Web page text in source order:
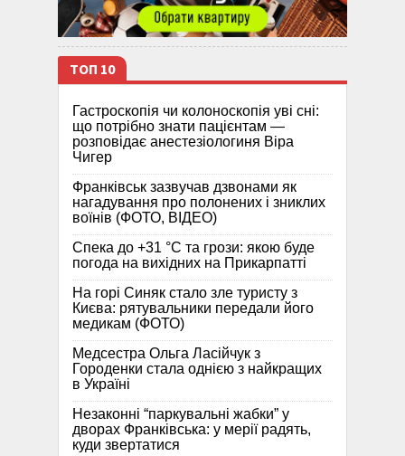
ТОП 10
Гастроскопія чи колоноскопія уві сні:
що потрібно знати пацієнтам —
розповідає анестезіологиня Віра
Чигер
Франківськ зазвучав дзвонами як
нагадування про полонених і зниклих
воїнів (ФОТО, ВІДЕО)
Спека до +31 °C та грози: якою буде
погода на вихідних на Прикарпатті
На горі Синяк стало зле туристу з
Києва: рятувальники передали його
медикам (ФОТО)
Медсестра Ольга Ласійчук з
Городенки стала однією з найкращих
в Україні
Незаконні “паркувальні жабки” у
дворах Франківська: у мерії радять,
куди звертатися